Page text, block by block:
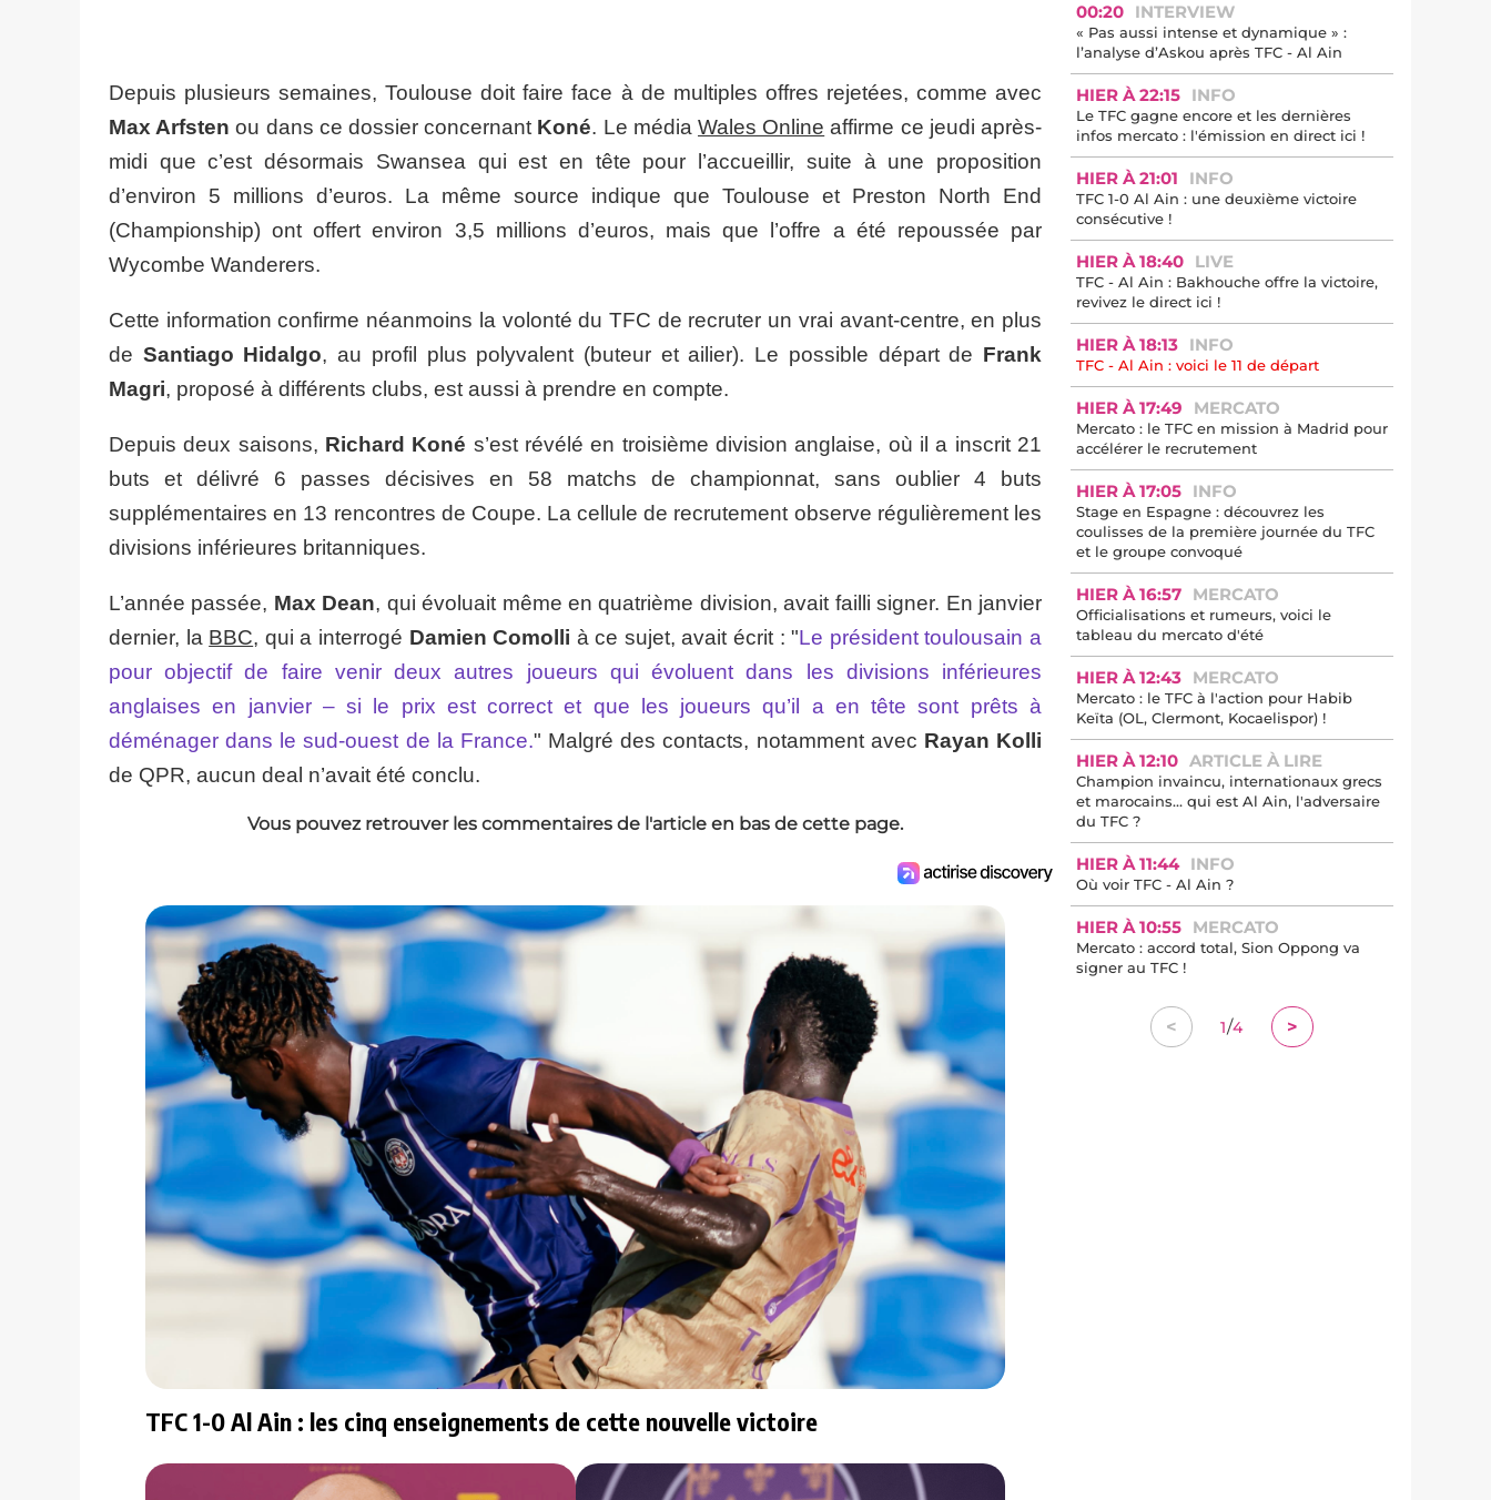
Depuis plusieurs semaines, Toulouse doit faire face à de multiples offres rejetées, comme avec
Max Arfsten ou dans ce dossier concernant Koné. Le médiaWales Online affirme ce jeudi après-
midi que c’est désormais Swansea qui est en tête pour l’accueillir, suite à une proposition
d’environ 5 millions d’euros. La même source indique que Toulouse et Preston North End
(Championship) ont offert environ 3,5 millions d’euros, mais que l’offre a été repoussée par
Wycombe Wanderers.
Cette information confirme néanmoins la volonté du TFC de recruter un vrai avant-centre, en plus
de Santiago Hidalgo, au profil plus polyvalent (buteur et ailier). Le possible départ de Frank
Magri, proposé à différents clubs, est aussi à prendre en compte.
Depuis deux saisons, Richard Koné s’est révélé en troisième division anglaise, où il a inscrit 21
buts et délivré 6 passes décisives en 58 matchs de championnat, sans oublier 4 buts
supplémentaires en 13 rencontres de Coupe. La cellule de recrutement observe régulièrement les
divisions inférieures britanniques.
L’année passée, Max Dean, qui évoluait même en quatrième division, avait failli signer. En janvier
dernier, la BBC, qui a interrogé Damien Comolli à ce sujet, avait écrit : "Le président toulousain a
pour objectif de faire venir deux autres joueurs qui évoluent dans les divisions inférieures
anglaises en janvier – si le prix est correct et que les joueurs qu’il a en tête sont prêts à
déménager dans le sud-ouest de la France." Malgré des contacts, notamment avec Rayan Kolli
de QPR, aucun deal n’avait été conclu.
Vous pouvez retrouver les commentaires de l'article en bas de cette page.
TFC 1-0 Al Ain : les cinq enseignements de cette nouvelle victoire
00:20 INTERVIEW
« Pas aussi intense et dynamique » :
l’analyse d’Askou après TFC - Al Ain
HIER À 22:15 INFO
Le TFC gagne encore et les dernières
infos mercato : l'émission en direct ici !
HIER À 21:01 INFO
TFC 1-0 Al Ain : une deuxième victoire
consécutive !
HIER À 18:40 LIVE
TFC - Al Ain : Bakhouche offre la victoire,
revivez le direct ici !
HIER À 18:13 INFO
TFC - Al Ain : voici le 11 de départ
HIER À 17:49 MERCATO
Mercato : le TFC en mission à Madrid pour
accélérer le recrutement
HIER À 17:05 INFO
Stage en Espagne : découvrez les
coulisses de la première journée du TFC
et le groupe convoqué
HIER À 16:57 MERCATO
Officialisations et rumeurs, voici le
tableau du mercato d'été
HIER À 12:43 MERCATO
Mercato : le TFC à l'action pour Habib
Keïta (OL, Clermont, Kocaelispor) !
HIER À 12:10 ARTICLE À LIRE
Champion invaincu, internationaux grecs
et marocains… qui est Al Ain, l'adversaire
du TFC ?
HIER À 11:44 INFO
Où voir TFC - Al Ain ?
HIER À 10:55 MERCATO
Mercato : accord total, Sion Oppong va
signer au TFC !
< 1/4 >